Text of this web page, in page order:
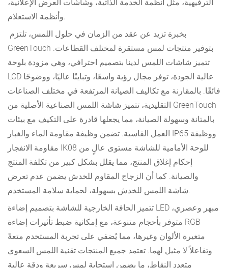
الترفيهية، مثل أنظمة الخدمة الذاتية، وشاشات العرض الإعلانية،
وأنظمة الاستعلام.
GreenTouch بتوفير منتجات لمس مستقرة لمختلف القطاعات.
تتميز شاشات اللمس لدينا بتصميم احترافي، وهي مزودة بلوحة
LCD عالية الجودة، توفر مجال رؤية واسعًا، وتباينًا عاليًا، ووضوحًا
فائقًا. بالمقارنة مع تكاليف الصيانة المرتفعة في مختلف الصناعات
التقليدية، تتميز شاشة اللمس الصناعية الأصلية من GreenTouch
بالمتانة وسهولة الصيانة، مما يجعلها قادرة على التكيف مع بيئات
العمل القاسية. تضمن وظيفة مقاومة الماء والغبار IP65 ووظيفة
مقاومة الانفجار IK08 للوحة الأمامية للشاشة مستوى عالٍ من
إحكام إغلاق المنتج، مما يقلل بشكل كبير من تكلفة المنتج
والصيانة. كما أن الزجاج المقاوم للخدش يضمن عدم تعرض
شاشة اللمس للخدش بسهولة، لحماية سلامة المستخدم.
تتميز الحافة الخارجية للشاشة بتصميم إضاءة LED مبهر وعصري،
متوفر بأحجام متنوعة، مع إمكانية ضبط تأثيرات إضاءة RGB
متغيرة الألوان وغيرها، مما يُضفي على تجربة المستخدم متعةً
وتفاعلاً لا مثيل لهما. تعتمد جميع المنتجات تقنية اللمس السعوي
متعدد النقاط، ما يضمن استجابة لمس سريعة ودقة عالية